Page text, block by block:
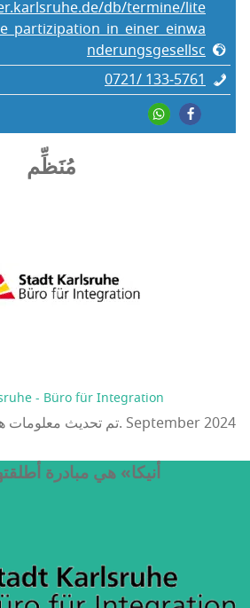
db/termine/lite
nderungsgesellsc
0721/ 133‑5761
مُنَظِّم
- Büro für Integration
تم تحديث معلومات هذا الحدث: 16. September 2024
«أنيكا» هي مبادرة